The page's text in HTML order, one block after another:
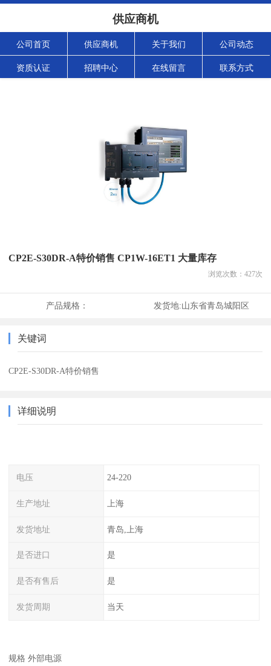
供应商机
公司首页 供应商机 关于我们 公司动态
资质认证 招聘中心 在线留言 联系方式
CP2E-S30DR-A特价销售 CP1W-16ET1 大量库存
浏览次数： 427次
产品规格： 发货地:山东省青岛城阳区
关键词
CP2E-S30DR-A特价销售
详细说明
电压 24-220
生产地址 上海
发货地址 青岛,上海
是否进口 是
是否有售后 是
发货周期 当天
规格 外部电源